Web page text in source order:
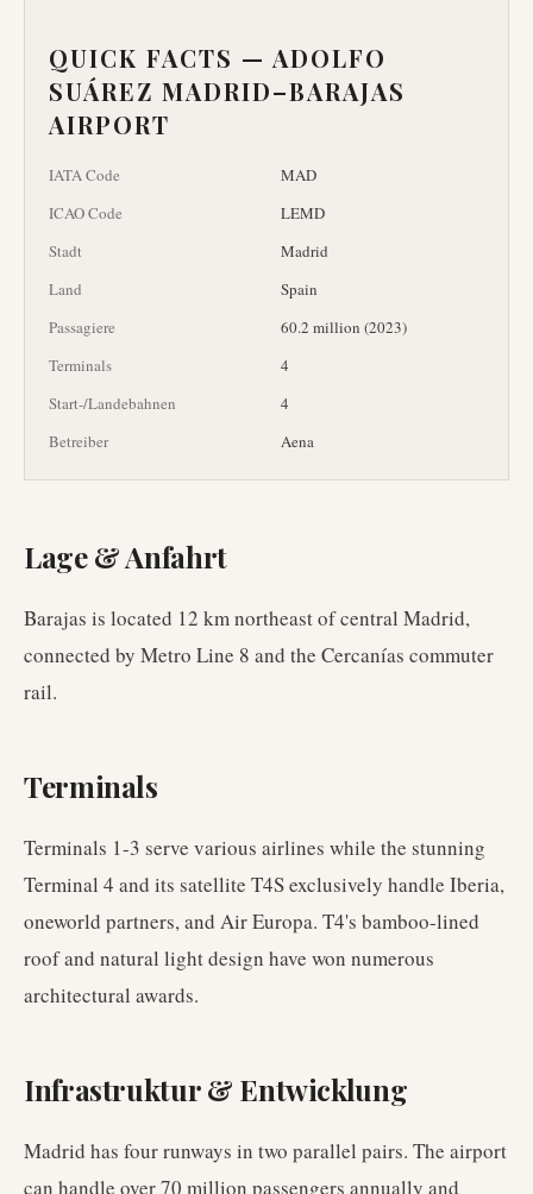
QUICK FACTS — ADOLFO
SUÁREZ MADRID–BARAJAS
AIRPORT
IATA Code
MAD
ICAO Code
LEMD
Stadt
Madrid
Land
Spain
Passagiere
60.2 million (2023)
Terminals
4
Start-/Landebahnen
4
Betreiber
Aena
Lage & Anfahrt
Barajas is located 12 km northeast of central Madrid,
connected by Metro Line 8 and the Cercanías commuter
rail.
Terminals
Terminals 1-3 serve various airlines while the stunning
Terminal 4 and its satellite T4S exclusively handle Iberia,
oneworld partners, and Air Europa. T4's bamboo-lined
roof and natural light design have won numerous
architectural awards.
Infrastruktur & Entwicklung
Madrid has four runways in two parallel pairs. The airport
can handle over 70 million passengers annually and